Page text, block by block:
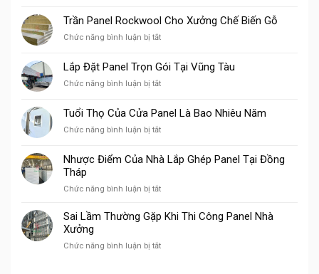
Phòng
Giá
Tường
Bao
Tốt
Thị
Trần Panel Rockwool Cho Xưởng Chế Biến Gỗ
Chức năng bình luận bị tắtở
Panel
Rockwool
Cho
Chế
Gỗ
Lắp Đặt Panel Trọn Gói Tại Vũng Tàu
Chức năng bình luận bị tắtở
Panel
Trọn
Tại
Vũng
Tuổi Thọ Của Cửa Panel Là Bao Nhiêu Năm
Chức năng bình luận bị tắtở
Thọ
Của
Panel
Bao
Nhược Điểm Của Nhà Lắp Ghép Panel Tại Đồng
Tháp
Chức năng bình luận bị tắtở
Điểm
Lắp
Sai Lầm Thường Gặp Khi Thi Công Panel Nhà
Xưởng
Chức năng bình luận bị tắtở